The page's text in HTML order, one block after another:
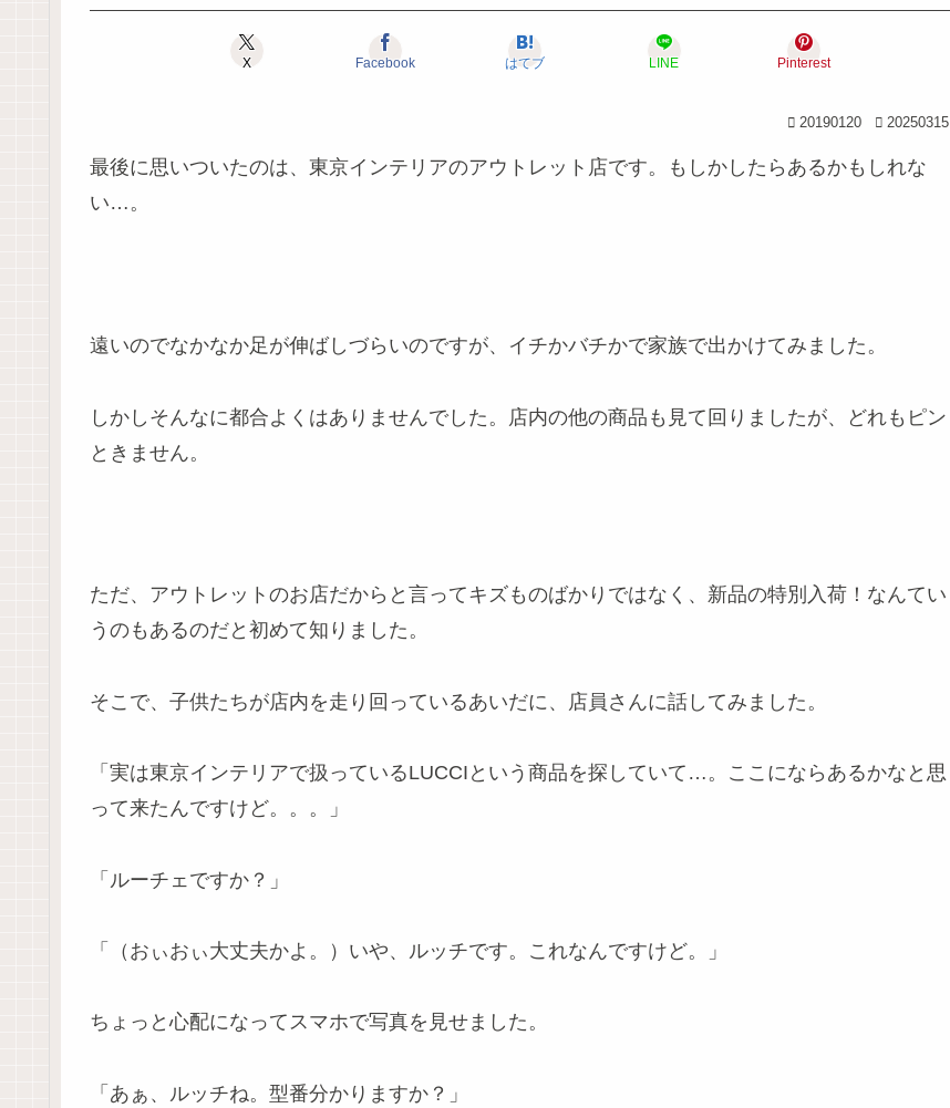
X Facebook はてブ LINE Pinterest
20190120 20250315
最後に思いついたのは、東京インテリアのアウトレット店です。
もしかしたらあるかもしれな
い…。
遠いのでなかなか足が伸ばしづらいのですが、イチかバチかで家族で出かけてみました。
しかしそんなに都合よくはありませんでした。 店内の他の商品も見て回りましたが、どれもピン
ときません。
ただ、アウトレットのお店だからと言ってキズものばかりではなく、新品の特別入荷！なんてい
うのもあるのだと初めて知りました。
そこで、子供たちが店内を走り回っているあいだに、店員さんに話してみました。
「実は東京インテリアで扱っているLUCCIという商品を探していて…。ここにならあるかなと思
って来たんですけど。。。」
「ルーチェですか？」
「（おぃおぃ大丈夫かよ。）いや、ルッチです。これなんですけど。」
ちょっと心配になってスマホで写真を見せました。
「あぁ、ルッチね。型番分かりますか？」